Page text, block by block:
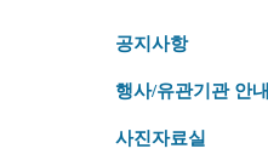
공지사항
행사/유관기관 안내
사진자료실